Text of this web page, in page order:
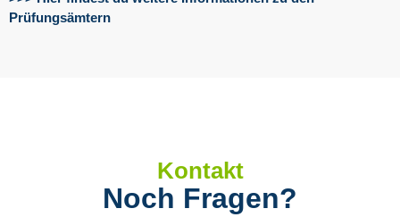
Prüfungsämtern
Kontakt
Noch Fragen?